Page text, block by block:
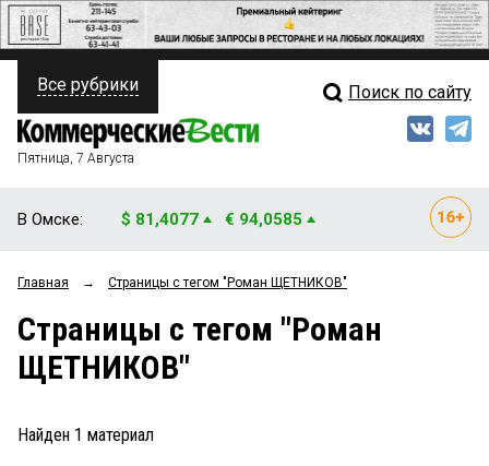
ПОЛИТИКА
ФИНАНСЫ
ОБЩЕСТВО
ЗАКОН
НОВОСТИ КОМПАНИЙ
ПРОИСШЕСТВИЯ
Свежий выпуск
Мнения
Рейтинги
Все рубрики Поиск по сайту
Пятница, 7 Августа
В Омске: $ 81,4077 € 94,0585
Главная → Страницы c тегом "Роман ЩЕТНИКОВ"
Страницы c тегом "Роман
ЩЕТНИКОВ"
Найден 1 материал